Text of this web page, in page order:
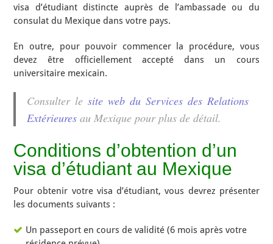
visa d’étudiant distincte auprès de l’ambassade ou du
consulat du Mexique dans votre pays.
En outre, pour pouvoir commencer la procédure, vous
devez être officiellement accepté dans un cours
universitaire mexicain.
Consulter lesite web du Services des Relations
Extérieures au Mexique pour plus de détail.
Conditions d’obtention d’un
visa d’étudiant au Mexique
Pour obtenir votre visa d’étudiant, vous devrez présenter
les documents suivants :
Un passeport en cours de validité (6 mois après votre